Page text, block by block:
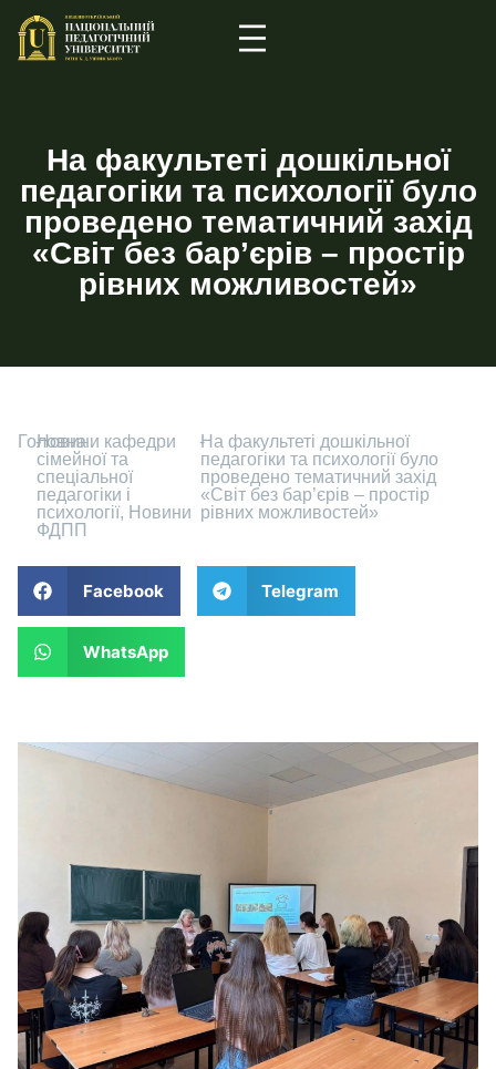
На факультеті дошкільної
педагогіки та психології було
проведено тематичний захід
«Світ без бар’єрів – простір
рівних можливостей»
Головна
-Новини кафедри
сімейної та
спеціальної
педагогіки і
психології, Новини
ФДПП
-На факультеті дошкільної
педагогіки та психології було
проведено тематичний захід
«Світ без бар’єрів – простір
рівних можливостей»
Facebook Telegram
WhatsApp